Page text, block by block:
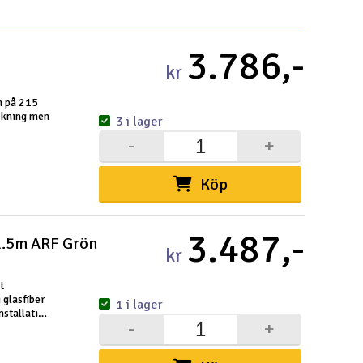
på 215
men
kr 3.786,-
Köp
+
-
3 i lager
ARF Grön
glasfiber
kr 3.487,-
+
-
1 i lager